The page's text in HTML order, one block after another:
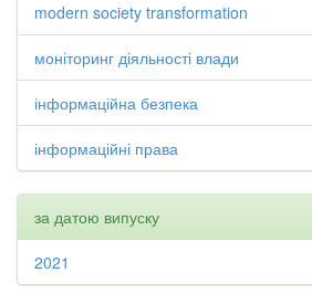
modern society transformation
моніторинг діяльності влади
інформаційна безпека
інформаційні права
за датою випуску
2021